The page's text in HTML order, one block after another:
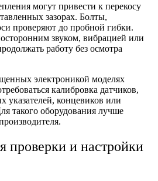
могут привести к перекосу
зазорах. Болты,
проверяют до пробной гибки.
звуком, вибрацией или
работу без осмотра
электроникой моделях
калибровка датчиков,
указателей, концевиков или
такого оборудования лучше
проверки и настройки